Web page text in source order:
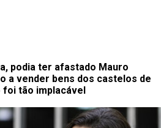
podia ter afastado Mauro
a vender bens dos castelos de
foi tão implacável